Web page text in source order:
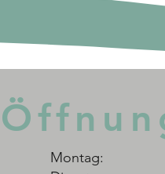
Stress
finden. Teil 2
Montag: